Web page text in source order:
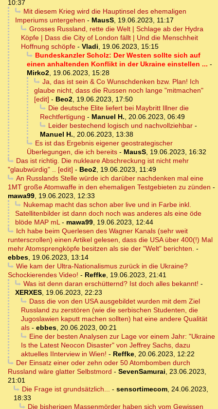
10:37
Mit diesem Krieg wird die Hauptinsel des ehemaligen
Imperiums untergehen - MausS, 19.06.2023, 11:17
Grosses Russland, rette die Welt | Schlage ab der Hydra
Köpfe | Dass die City of London fällt | Und die Menschheit
Hoffnung schöpfe - Vladi, 19.06.2023, 15:15
Bundeskanzler Scholz: Der Westen sollte sich auf
einen anhaltenden Konflikt in der Ukraine einstellen ... -
Mirko2, 19.06.2023, 15:28
Ja, das ist sein & Co Wunschdenken bzw. Plan! Ich
glaube nicht, dass die Russen noch lange "mitmachen"
[edit] - Beo2, 19.06.2023, 17:50
Die deutsche Elite liefert bei Maybritt Illner die
Rechtfertigung - Manuel H., 20.06.2023, 06:49
Leider bestechend logisch und nachvollziehbar-
Manuel H., 20.06.2023, 13:38
Es ist das Ergebnis eigener geostrategischer
Überlegungen, die ich bereits - MausS, 19.06.2023, 16:32
Das ist richtig. Die nukleare Abschreckung ist nicht mehr
"glaubwürdig" .. [edit] - Beo2, 19.06.2023, 11:49
An Russlands Stelle würde ich darüber nachdenken mal eine
1MT große Atomwaffe in den ehemaligen Testgebieten zu zünden -
mawa99, 19.06.2023, 12:33
Nukemap macht das schon aber live und in Farbe inkl.
Satellitenbilder ist dann doch noch was anderes als eine öde
blöde MAP mL- mawa99, 19.06.2023, 12:44
Ich habe beim Querlesen des Wagner Kanals (sehr weit
runterscrollen) einen Artikel gelesen, dass die USA über 400(!) Mal
mehr Atomsprengköpfe besitzen als sie der "Welt" berichten. -
ebbes, 19.06.2023, 13:14
Wie kam der Ultra-Nationalismus zurück in die Ukraine?
Schockierendes Video! - Reffke, 19.06.2023, 21:41
Was ist denn daran erschütternd? Ist doch alles bekannt! -
XERXES, 19.06.2023, 22:23
Dass die von den USA ausgebildet wurden mit dem Ziel
Russland zu zerstören (wie die serbischen Studenten, die
Jugoslawien kaputt machen sollten) hat eine andere Qualität
als - ebbes, 20.06.2023, 00:21
Eine der besten Analysen zur Lage vor einem Jahr: "Ukraine
Is the Latest Neocon Disaster" von Jeffrey Sachs, dazu
aktuelles IInterview in Wien! - Reffke, 20.06.2023, 12:22
Der Einsatz einer oder zehn oder 50 Atombomben durch
Russland wäre glatter Selbstmord - SevenSamurai, 23.06.2023,
21:01
Die Frage ist grundsätzlich... - sensortimecom, 24.06.2023,
18:33
Die bisherigen Massenmörder haben sich vom Gewissen